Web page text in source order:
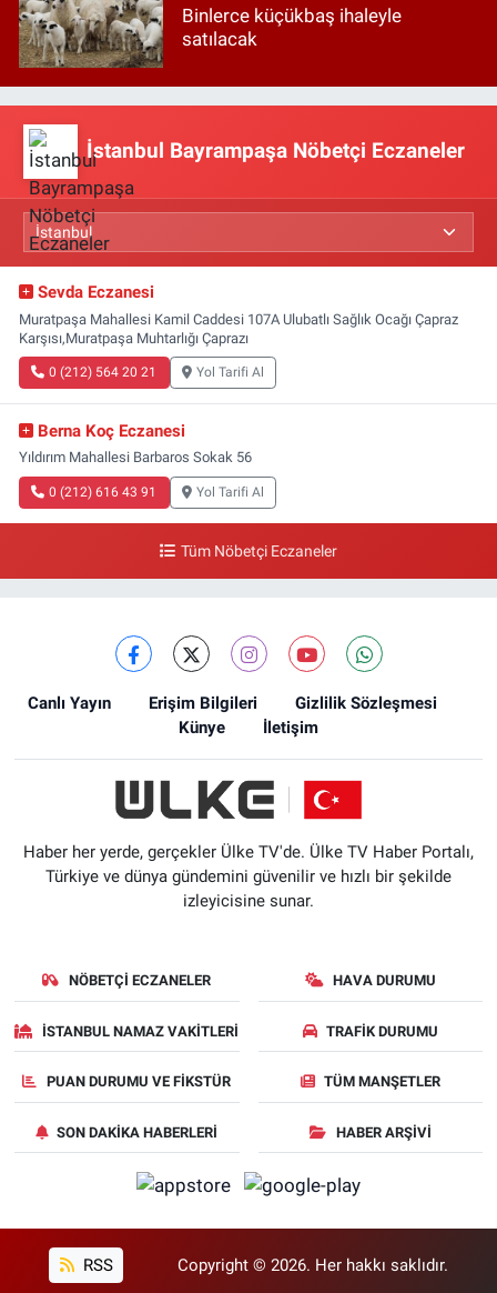
Binlerce küçükbaş ihaleyle
satılacak
İstanbul Bayrampaşa Nöbetçi Eczaneler
Sevda Eczanesi
Muratpaşa Mahallesi Kamil Caddesi 107A Ulubatlı Sağlık Ocağı Çapraz
Karşısı,Muratpaşa Muhtarlığı Çaprazı
0 (212) 564 20 21 Yol Tarifi Al
Berna Koç Eczanesi
Yıldırım Mahallesi Barbaros Sokak 56
0 (212) 616 43 91 Yol Tarifi Al
Tüm Nöbetçi Eczaneler
Canlı Yayın Erişim Bilgileri
Gizlilik Sözleşmesi
Künye
İletişim
Haber her yerde, gerçekler Ülke TV'de. Ülke TV Haber Portalı,
Türkiye ve dünya gündemini güvenilir ve hızlı bir şekilde
izleyicisine sunar.
NÖBETÇI ECZANELER HAVA DURUMU
İSTANBUL NAMAZ VAKITLERI TRAFIK DURUMU
PUAN DURUMU VE FIKSTÜR TÜM MANŞETLER
SON DAKIKA HABERLERI HABER ARŞIVI
RSS Copyright © 2026. Her hakkı saklıdır.